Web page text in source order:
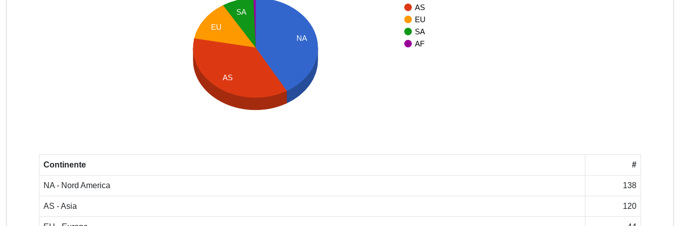
AS
EU
SA
AF
NA
SA
EU
AS
Continente #
NA - Nord America 138
AS - Asia 120